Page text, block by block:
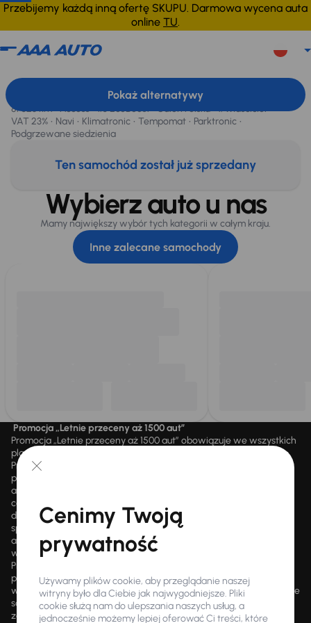
Przebijemy każdą inną ofertę SKUPU. Darmowa wycena auta
online TU.
, 2024
81 023 km Access 1.0 EcoBoost Salon Polska
1. Właściciel
VAT 23%
Navi Klimatronic Tempomat
Parktronic
Podgrzewane siedzienia
Ten samochód został już sprzedany
Pokaż alternatywy
Wybierz auto u nas
Mamy największy wybór tych kategorii w całym kraju.
Inne zalecane samochody
Promocja „Letnie przeceny aż 1500 aut”
Promocja „Letnie przeceny aż 1500 aut” obowiązuje we wszystkich
placówkach Autocentrum AAA AUTO Sp. z o.o. („AAA AUTO”).
Promocja polega na możliwości nabycia wybranych pojazdów
przecenionych, wskazanych w serwisie internetowym
aaaauto.pl/promocja, ze zniżką uwidocznioną w prezentowanej
cenie. Zniżka jest obliczana jako różnica pomiędzy najniższą ceną
danego pojazdu z 30 dni przed obniżką a jego aktualną ceną
sprzedaży. Liczba samochodów objętych promocją jest zmienna i
aktualizowana na bieżąco; średnia liczba dostępnych pojazdów
wynosi około 1500, a nowe auta są dodawane każdego dnia.
Promocji nie można łączyć z innymi aktualnie obowiązującymi
promocjami ani rabatami, ani dochodzić do niej prawa z mocą
wsteczną. Szczegółowe informacje o zasadach promocji udzielane
są przez upoważnionych pracowników AAA AUTO. AAA AUTO
zastrzega sobie prawo do zawarcia umowy wyłącznie w formie
Cenimy Twoją
prywatność
Używamy plików cookie, aby przeglądanie naszej
witryny było dla Ciebie jak najwygodniejsze. Pliki
cookie służą nam do ulepszania naszych usług, a
jednocześnie możemy lepiej oferować Ci treści, które